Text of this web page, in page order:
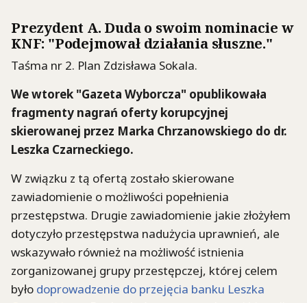
Prezydent A. Duda o swoim nominacie w
KNF: "Podejmował działania słuszne."
Taśma nr 2. Plan Zdzisława Sokala.
We wtorek "Gazeta Wyborcza" opublikowała
fragmenty nagrań oferty korupcyjnej
skierowanej przez Marka Chrzanowskiego do dr.
Leszka Czarneckiego.
W związku z tą ofertą zostało skierowane
zawiadomienie o możliwości popełnienia
przestępstwa. Drugie zawiadomienie jakie złożyłem
dotyczyło przestępstwa nadużycia uprawnień, ale
wskazywało również na możliwość istnienia
zorganizowanej grupy przestępczej, której celem
było doprowadzenie do przejęcia banku Leszka